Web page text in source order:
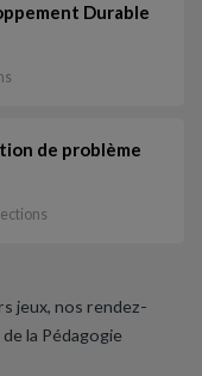
Durable
de problème
jeux, nos rendez-
la Pédagogie